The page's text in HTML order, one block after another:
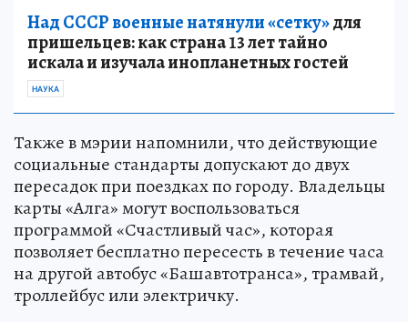
Над СССР военные натянули «сетку»для
пришельцев: как страна 13 лет тайно
искала и изучала инопланетных гостей
НАУКА
Также в мэрии напомнили, что действующие
социальные стандарты допускают до двух
пересадок при поездках по городу. Владельцы
карты «Алга» могут воспользоваться
программой «Счастливый час», которая
позволяет бесплатно пересесть в течение часа
на другой автобус «Башавтотранса», трамвай,
троллейбус или электричку.